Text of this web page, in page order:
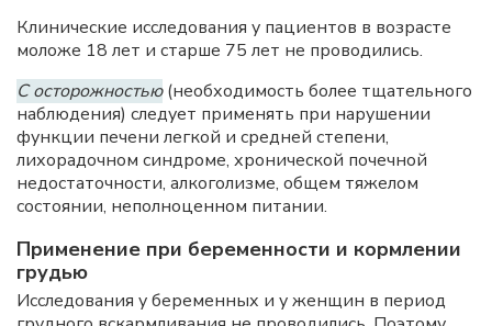
Клинические исследования у пациентов в возрасте
моложе 18 лет и старше 75 лет не проводились.
С осторожностью(необходимость более тщательного
наблюдения) следует применять при нарушении
функции печени легкой и средней степени,
лихорадочном синдроме, хронической почечной
недостаточности, алкоголизме, общем тяжелом
состоянии, неполноценном питании.
Применение при беременности и кормлении
грудью
Исследования у беременных и у женщин в период